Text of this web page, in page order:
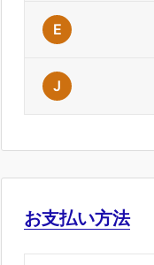
E
J
お支払い方法